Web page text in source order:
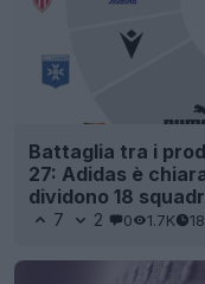
Battaglia tra i
27: Adidas è
dividono 18
7 2 0 1.7K